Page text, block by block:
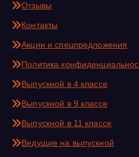
Отзывы
Контакты
Акции и спецпредложения
Политика
Выпускной в 4 классе
Выпускной в 9 классе
Выпускной в 11 классе
Ведущие на выпускной